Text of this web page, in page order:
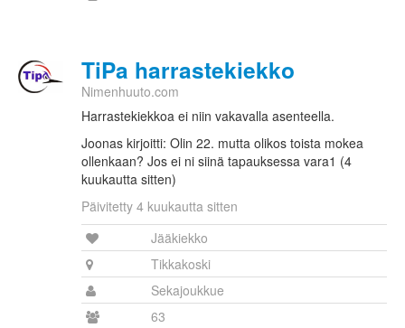
TiPa harrastekiekko
Nimenhuuto.com
Harrastekiekkoa ei niin vakavalla asenteella.
Joonas kirjoitti: Olin 22. mutta olikos toista mokea
ollenkaan? Jos ei ni siinä tapauksessa vara1 (4
kuukautta sitten)
Päivitetty 4 kuukautta sitten
Jääkiekko
Tikkakoski
Sekajoukkue
63